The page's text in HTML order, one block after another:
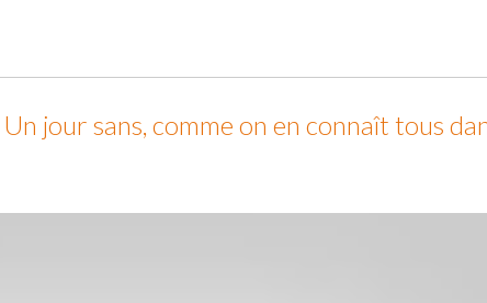
jour sans, comme on en connaît tous